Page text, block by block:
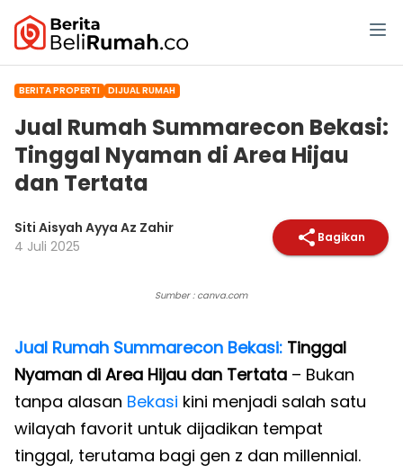
BERITA PROPERTI DIJUAL RUMAH
Jual Rumah Summarecon Bekasi:
Tinggal Nyaman di Area Hijau
dan Tertata
Siti Aisyah Ayya Az Zahir
4 Juli 2025
Bagikan
Sumber : canva.com
Jual Rumah Summarecon Bekasi: Tinggal
Nyaman di Area Hijau dan Tertata – Bukan
tanpa alasan Bekasi kini menjadi salah satu
wilayah favorit untuk dijadikan tempat
tinggal, terutama bagi gen z dan millennial.